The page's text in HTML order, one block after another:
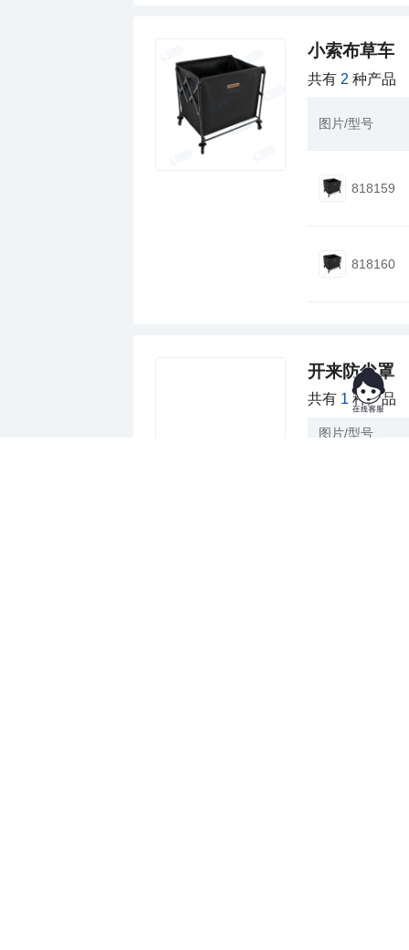
小索布草车
共有 2 种产品
图片/型号
818159
818160
开来防尘罩
共有 1 种产品
图片/型号